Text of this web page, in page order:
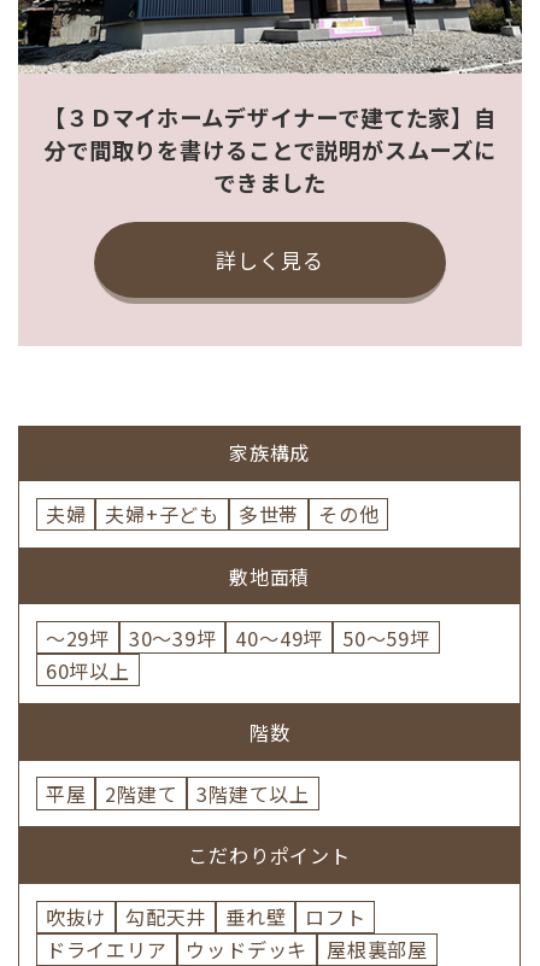
【３Ｄマイホームデザイナーで建てた家】自
分で間取りを書けることで説明がスムーズに
できました
詳しく見る
家族構成
夫婦 夫婦+子ども 多世帯 その他
敷地面積
～29坪 30～39坪 40～49坪
50～59坪
60坪以上
階数
平屋 2階建て 3階建て以上
こだわりポイント
吹抜け 勾配天井 垂れ壁
ロフト
ドライエリア
ウッドデッキ
屋根裏部屋